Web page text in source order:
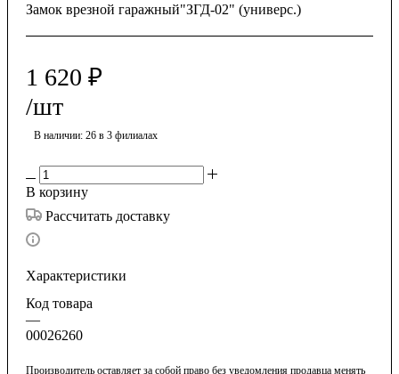
Замок врезной гаражный"ЗГД-02" (универс.)
1 620 ₽
/шт
В наличии: 26 в 3 филиалах
В корзину
Рассчитать доставку
Характеристики
Код товара
—
00026260
Производитель оставляет за собой право без уведомления продавца менять